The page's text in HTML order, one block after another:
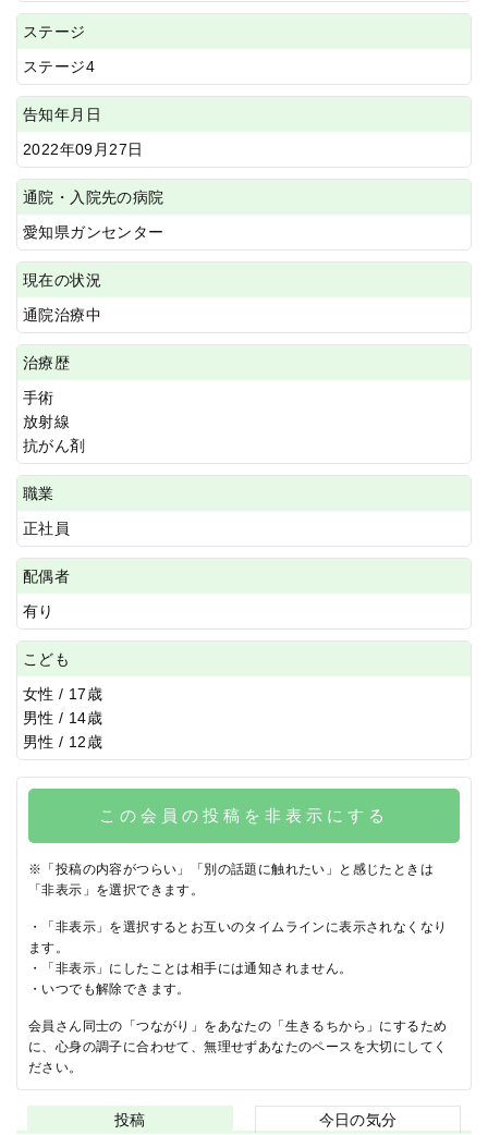
ステージ
ステージ4
告知年月日
2022年09月27日
通院・入院先の病院
愛知県ガンセンター
現在の状況
通院治療中
治療歴
手術
放射線
抗がん剤
職業
正社員
配偶者
有り
こども
女性 / 17歳
男性 / 14歳
男性 / 12歳
この会員の投稿を非表示にする
※「投稿の内容がつらい」「別の話題に触れたい」と感じたときは
「非表示」を選択できます。
・「非表示」を選択するとお互いのタイムラインに表示されなくなり
ます。
・「非表示」にしたことは相手には通知されません。
・いつでも解除できます。
会員さん同士の「つながり」をあなたの「生きるちから」にするため
に、心身の調子に合わせて、無理せずあなたのペースを大切にしてく
ださい。
投稿 今日の気分